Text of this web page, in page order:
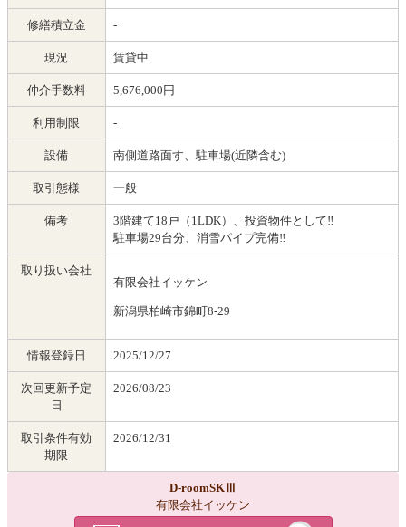
修繕積立金 -
現況 賃貸中
仲介手数料 5,676,000円
利用制限 -
設備 南側道路面す、駐車場(近隣含む)
取引態様 一般
備考
3階建て18戸（1LDK）、投資物件として‼
駐車場29台分、消雪パイプ完備‼
取り扱い会社
有限会社イッケン
新潟県柏崎市錦町8-29
情報登録日 2025/12/27
次回更新予定
日
2026/08/23
取引条件有効
期限
2026/12/31
D-roomSKⅢ
有限会社イッケン